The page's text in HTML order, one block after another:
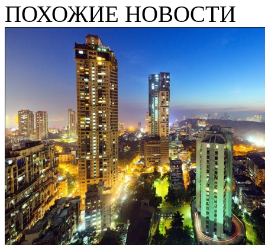
ПОХОЖИЕ НОВОСТИ